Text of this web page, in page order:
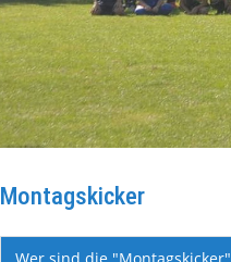
Montagskicker
Wer sind die "Montagskicker"